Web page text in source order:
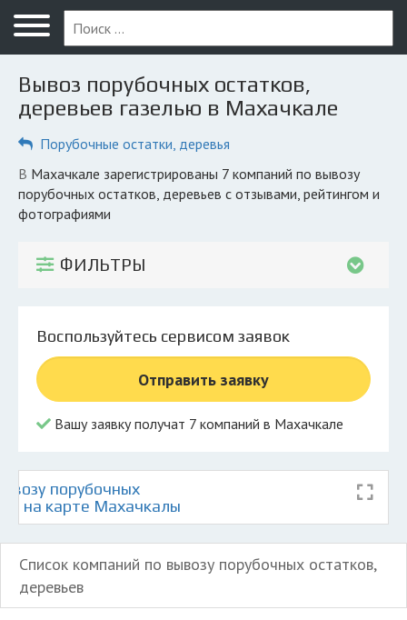
Меню
Главная
Вопрос юристу
Компании
КОМПАНИЯМ
© 2026 Все права защищены
Вывоз порубочных остатков,
деревьев газелью в Махачкале
Порубочные остатки, деревья
в Махачкале зарегистрированы 7 компаний по вывозу
порубочных остатков, деревьев с отзывами, рейтингом и
фотографиями
ФИЛЬТРЫ
Воспользуйтесь сервисом заявок
Отправить заявку
Вашу заявку получат 7 компаний в Махачкале
порубочных
на карте Махачкалы
Список компаний по вывозу порубочных остатков,
деревьев